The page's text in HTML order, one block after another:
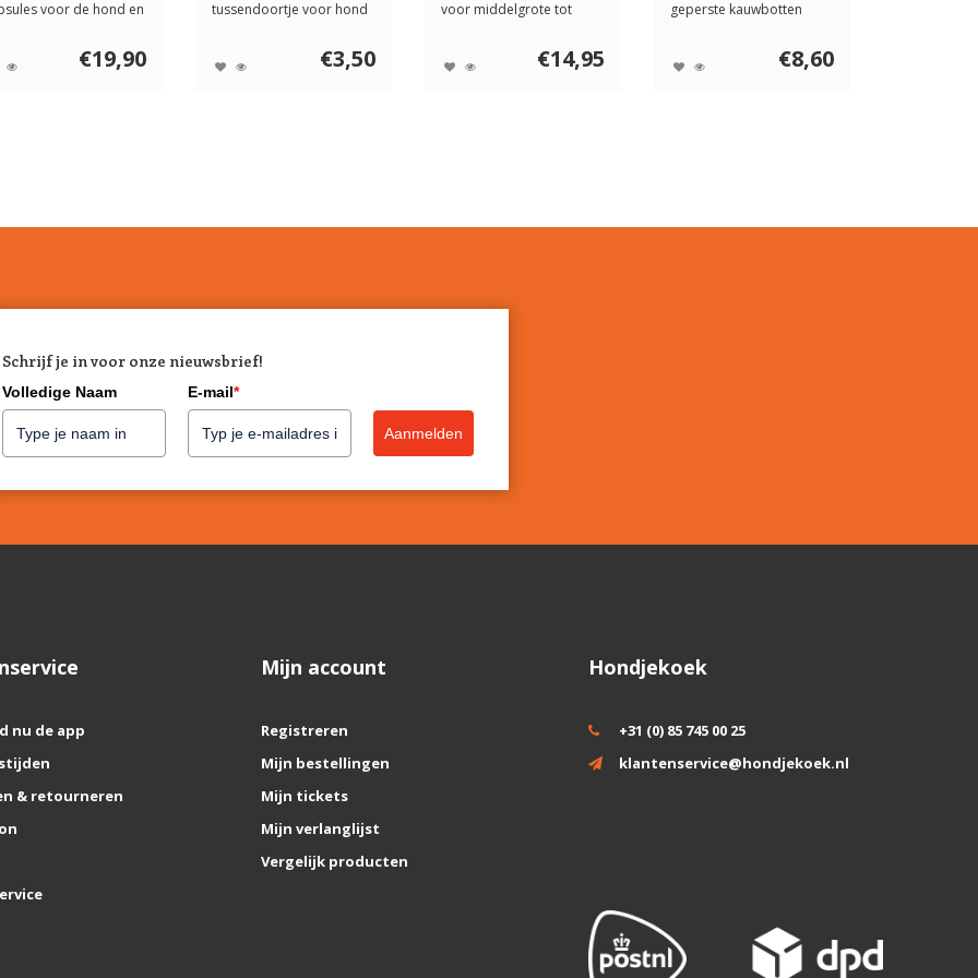
voor de hond en
€19,90
tussendoortje voor hond
€3,50
voor middelgrote tot
€14,95
geperste kauwbotten
€8,60
Schrijf je in voor onze nieuwsbrief!
Volledige Naam E-mail*
Aanmelden
nu de app
& retourneren
Mijn account
Registreren
Mijn bestellingen
Mijn tickets
Mijn verlanglijst
Vergelijk producten
Hondjekoek
+31 (0) 85 745 00 25
klantenservice@hondjekoek.nl